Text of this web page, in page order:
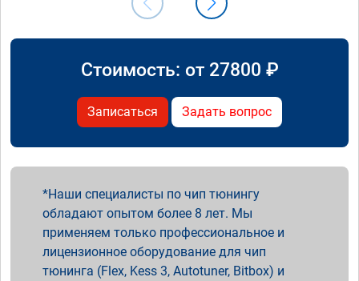
Стоимость: от 27800 ₽
Записаться Задать вопрос
Наши специалисты по чип тюнингу
обладают опытом более 8 лет. Мы
применяем только профессиональное и
лицензионное оборудование для чип
тюнинга (Flex, Kess 3, Autotuner, Bitbox) и